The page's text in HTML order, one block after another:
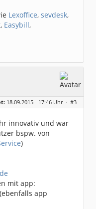
Lexoffice, sevdesk,
, Easybill,
18.09.2015 - 17:46 Uhr · #3
innovativ und war
bspw. von
)
mit app:
(ebenfalls app